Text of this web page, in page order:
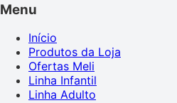
Menu
Início
Produtos da Loja
Ofertas Meli
Linha Infantil
Linha Adulto